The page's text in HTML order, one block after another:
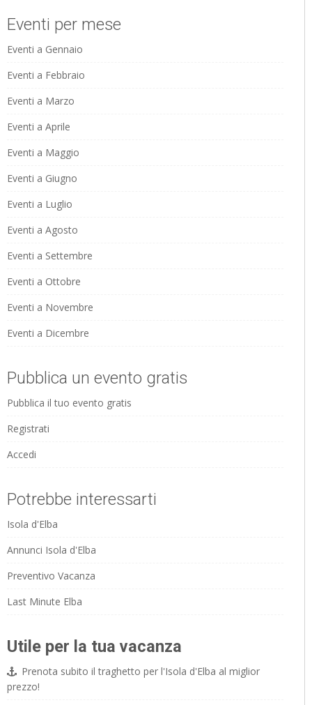
Eventi per mese
Eventi a Gennaio
Eventi a Febbraio
Eventi a Marzo
Eventi a Aprile
Eventi a Maggio
Eventi a Giugno
Eventi a Luglio
Eventi a Agosto
Eventi a Settembre
Eventi a Ottobre
Eventi a Novembre
Eventi a Dicembre
Pubblica un evento gratis
Pubblica il tuo evento gratis
Registrati
Accedi
Potrebbe interessarti
Isola d'Elba
Annunci Isola d'Elba
Preventivo Vacanza
Last Minute Elba
Utile per la tua vacanza
Prenota subito il traghetto per l'Isola d'Elba al miglior
prezzo!